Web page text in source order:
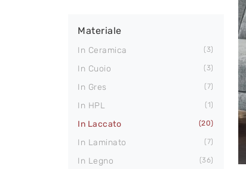
Materiale
In Ceramica 3
In Cuoio 3
In Gres 7
In HPL 1
In Laccato 20
In Laminato 7
In Legno 36